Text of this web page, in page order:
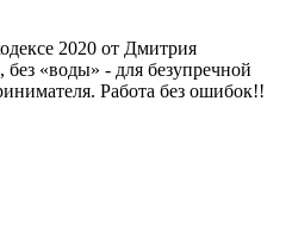
2020 от Дмитрия
«воды» - для безупречной
Работа без ошибок!!